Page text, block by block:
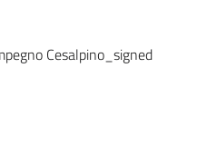
Cesalpino_signed